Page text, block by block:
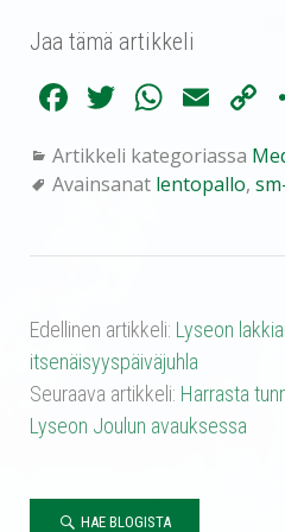
Jaa tämä artikkeli
Fa
bo
T
tte
W
ts
pp
E
ail
C
y
Artikkeli kategoriassa
Avainsanat lentopallo,
Edellinen artikkeli: Lyseon
itsenäisyyspäiväjuhla
Seuraava artikkeli: Harrasta
Lyseon Joulun avauksessa
HAE BLOGISTA